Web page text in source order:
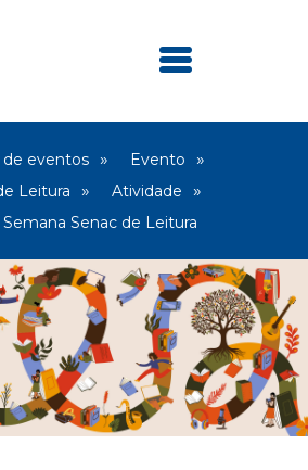
eventos
Evento
Leitura
Atividade
Senac de Leitura